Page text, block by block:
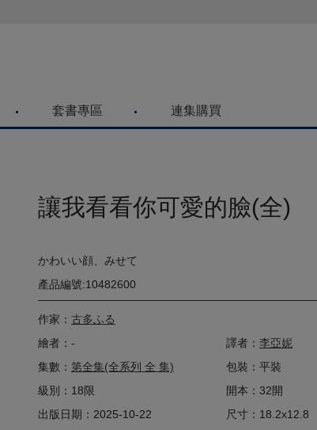
的朋友們，提高警覺！
套書專區 連集購買
讓我看看你可愛的臉(全)
かわいい顔、みせて
產品編號:10482600
作家： 古多ふる
繪者：-
譯者： 李亞妮
集數： 第全集(全系列 全 集)
包裝：平裝
級別：18限
開本：32開
出版日期：2025-10-22
尺寸：18.2x12.8